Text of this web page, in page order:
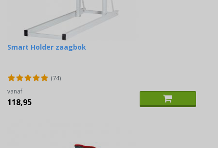
Smart Holder zaagbok
(74)
vanaf
118,95